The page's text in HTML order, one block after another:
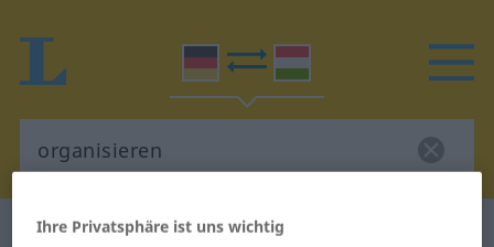
Deutsch-Ungarisch Wörterbuch
Ihre Privatsphäre ist uns wichtig